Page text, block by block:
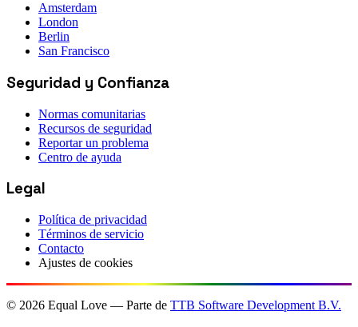
Amsterdam
London
Berlin
San Francisco
Seguridad y Confianza
Normas comunitarias
Recursos de seguridad
Reportar un problema
Centro de ayuda
Legal
Política de privacidad
Términos de servicio
Contacto
Ajustes de cookies
© 2026 Equal Love — Parte de TTB Software Development B.V.